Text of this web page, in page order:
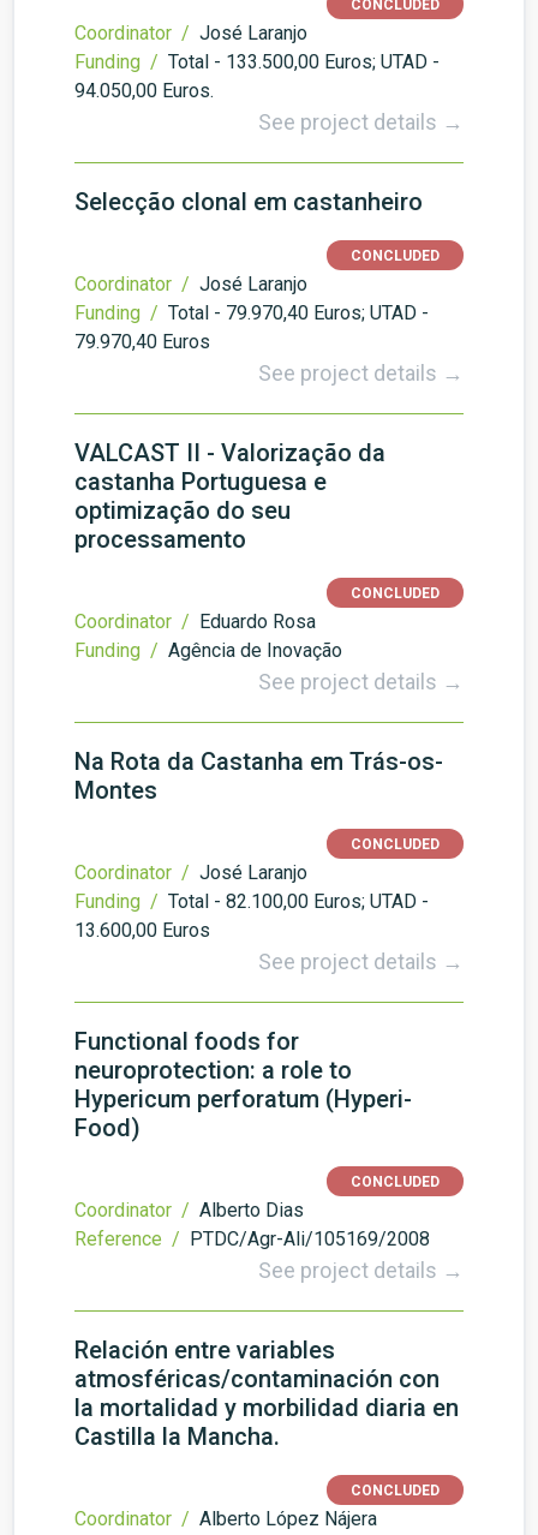
CONCLUDED
Coordinator / José Laranjo
Funding / Total - 133.500,00 Euros; UTAD -
94.050,00 Euros.
See project details →
Selecção clonal em castanheiro
CONCLUDED
Coordinator / José Laranjo
Funding / Total - 79.970,40 Euros; UTAD -
79.970,40 Euros
See project details →
VALCAST II - Valorização da
castanha Portuguesa e
optimização do seu
processamento
CONCLUDED
Coordinator / Eduardo Rosa
Funding / Agência de Inovação
See project details →
Na Rota da Castanha em Trás-os-
Montes
CONCLUDED
Coordinator / José Laranjo
Funding / Total - 82.100,00 Euros; UTAD -
13.600,00 Euros
See project details →
Functional foods for
neuroprotection: a role to
Hypericum perforatum (Hyperi-
Food)
CONCLUDED
Coordinator / Alberto Dias
Reference / PTDC/Agr-Ali/105169/2008
See project details →
Relación entre variables
atmosféricas/contaminación con
la mortalidad y morbilidad diaria en
Castilla la Mancha.
CONCLUDED
Coordinator / Alberto López Nájera